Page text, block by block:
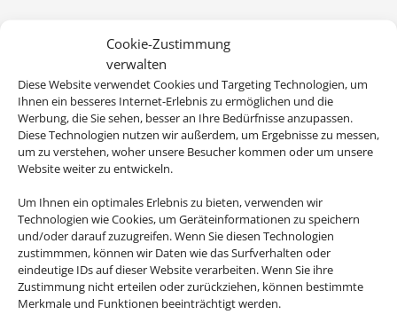
Cookie-Zustimmung
verwalten
Diese Website verwendet Cookies und Targeting Technologien, um
Ihnen ein besseres Internet-Erlebnis zu ermöglichen und die
Werbung, die Sie sehen, besser an Ihre Bedürfnisse anzupassen.
Diese Technologien nutzen wir außerdem, um Ergebnisse zu messen,
um zu verstehen, woher unsere Besucher kommen oder um unsere
Website weiter zu entwickeln.
Um Ihnen ein optimales Erlebnis zu bieten, verwenden wir
Technologien wie Cookies, um Geräteinformationen zu speichern
und/oder darauf zuzugreifen. Wenn Sie diesen Technologien
zustimmmen, können wir Daten wie das Surfverhalten oder
eindeutige IDs auf dieser Website verarbeiten. Wenn Sie ihre
Zustimmung nicht erteilen oder zurückziehen, können bestimmte
Merkmale und Funktionen beeinträchtigt werden.